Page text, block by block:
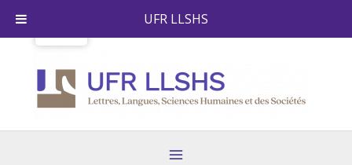
Menu
UFR LLSHS